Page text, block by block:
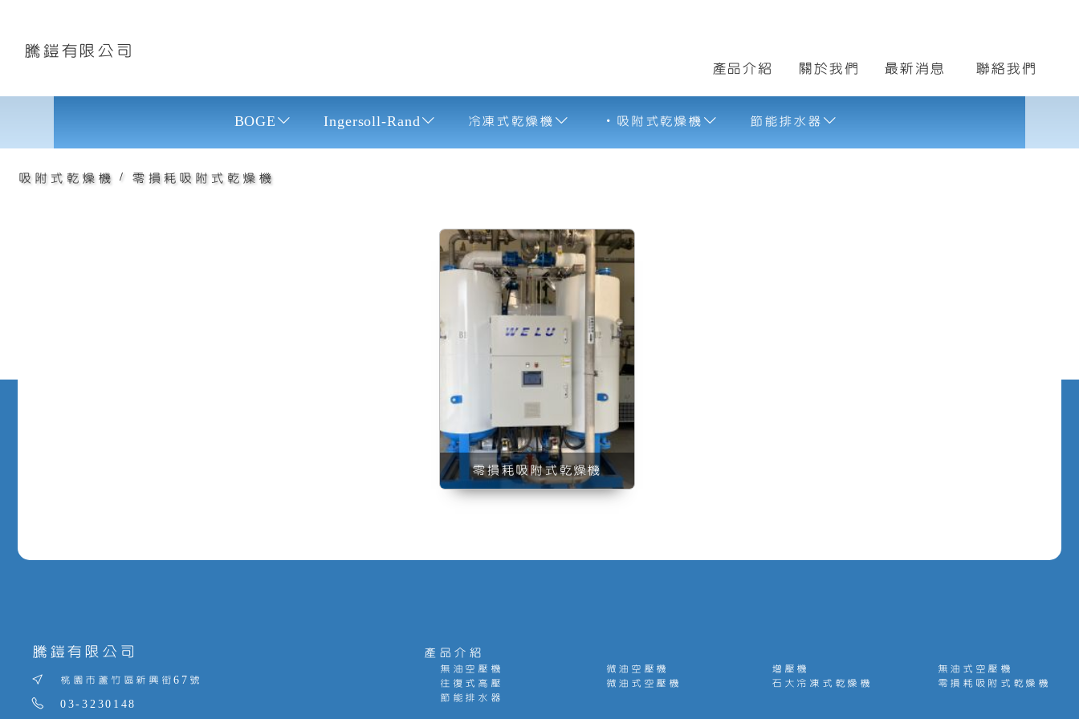
騰鎧有限公司
產品介紹 關於我們 最新消息 聯絡我們
BOGE Ingersoll-Rand 冷凍式乾燥機 吸附式乾燥機 節能排水器
吸附式乾燥機 / 零損耗吸附式乾燥機
零損耗吸附式乾燥機
零損耗吸附式乾燥機
騰鎧有限公司
桃園市蘆竹區新興街67號
03-3230148
產品介紹
無油空壓機 微油空壓機 增壓機
無油式空壓機
往復式高壓
微油式空壓機 石大冷凍式乾燥機
零損耗吸附式乾燥機
節能排水器